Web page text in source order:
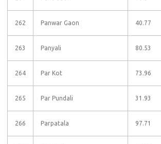
262 Panwar Gaon 40.77
263 Panyali 80.53
264 Par Kot 73.96
265 Par Pundali 31.93
266 Parpatala 97.71